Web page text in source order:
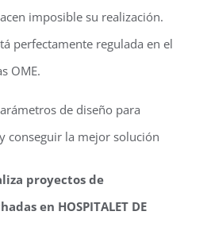
imposible su realización.
perfectamente regulada en el
OME.
de diseño para
conseguir la mejor solución
proyectos de
en HOSPITALET DE